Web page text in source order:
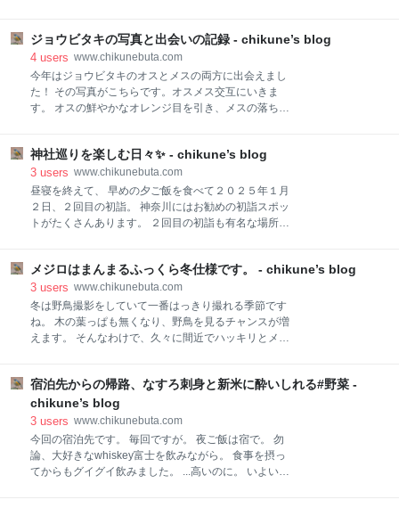
しいものですね。
で、 羽の先が止まりきらなかったですね。 そこから、
ダイブして魚をキャッチ。流石ですね。 ホバリングか
らダイブの部分を撮影するの難しいですね。 油断して
いたので、全く撮れず。 今回はホバリングが撮れたの
で良しとします！
ジョウビタキの写真と出会いの記録 - chikune’s blog
4 users www.chikunebuta.com
今年はジョウビタキのオスとメスの両方に出会えまし
た！ その写真がこちらです。オスメス交互にいきま
す。 オスの鮮やかなオレンジ目を引き、メスの落ち着
っくりしていたらやってきた感じです。 故郷に戻る時
期がそろそろなので、この頃は人慣れもしております
ね。 冬の間だけ出会えるこの小さな旅鳥たち。また来
年も会えますように。
神社巡りを楽しむ日々✨ - chikune’s blog
3 users www.chikunebuta.com
昼寝を終えて、 早めの夕ご飯を食べて２０２５年１月
２日、２回目の初詣。 神奈川にはお勧めの初詣スポッ
トがたくさんあります。 ２回目の初詣も有名な場所で
と違いちょっと明るい感じ。 お祭りみたい。 派手で鮮
やかなお出迎え。 ここは毎年、御朱印も可愛らしい...
ので期待。 門をくぐっていよいよ参拝。 立派！ こん
なに人が多くても１０分くらいで参拝できますのでこ
こもあまりストレスを 感じずに参拝できました。 御朱
ヶ所の初詣も大変でしたがなかなかこれはこれでよか
ったかな。 後は、地元の神社でものぞいてきますか
ね。 ３日、もう１８：００なので御朱印は貰えなそう
ですが。 今年も？は？良い年でありますよう
メジロはまんまるふっくら冬仕様です。 - chikune’s blog
3 users www.chikunebuta.com
冬は野鳥撮影をしていて一番はっきり撮れる季節です
ね。 木の葉っぱも無くなり、野鳥を見るチャンスが増
えます。 そんなわけで、久々に間近でハッキリとメジ
るふっくらですね。 寒くなると、体温を保つために羽
毛を膨らませます。 そんな姿を見ると自然の豊かさを
感じますね。
宿泊先からの帰路、なすろ刺身と新米に酔いしれる#野菜 -
chikune’s blog
3 users www.chikunebuta.com
今回の宿泊先です。 毎回ですが。 夜ご飯は宿で。 勿
論、大好きなwhiskey富士を飲みながら。 食事を摂っ
てからもグイグイ飲みました。 ...高いのに。 いよいよ